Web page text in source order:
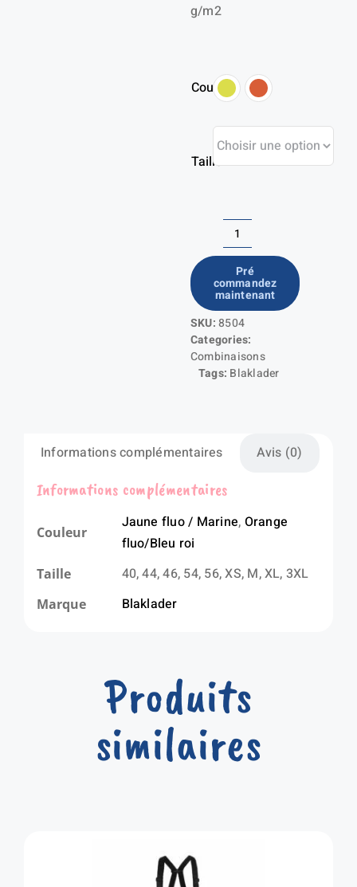
g/m2
Couleur
Taille
quantité
de
Combinaison
hiver
sans
manches
haute
Pré
commandez
maintenant
SKU:8504
Categories:
Combinaisons
Tags: Blaklader
Informations complémentaires Avis (0)
Informations complémentaires
Couleur
Jaune fluo / Marine, Orange
fluo/Bleu roi
Taille 40, 44, 46, 54, 56, XS, M, XL, 3XL
Marque Blaklader
Produits
similaires